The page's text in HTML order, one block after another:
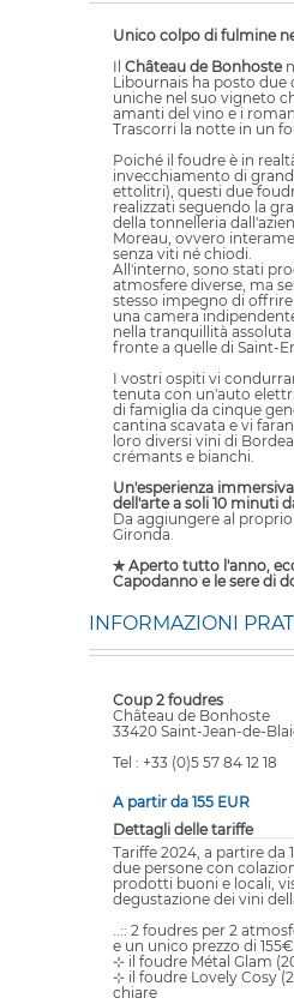
Unico colpo di fulmine
Il Château de Bonhoste
Libournais ha posto due
uniche nel suo vigneto
amanti del vino e i
Trascorri la notte in un
Poiché il foudre è in
invecchiamento di
ettolitri), questi due
realizzati seguendo la
della tonnelleria
Moreau, ovvero
senza viti né chiodi.
All'interno, sono stati
atmosfere diverse, ma
stesso impegno di
una camera
nella tranquillità
fronte a quelle di Saint-
I vostri ospiti vi
tenuta con un'auto
di famiglia da cinque
cantina scavata e vi
loro diversi vini di
crémants e bianchi.
Un'esperienza
dell'arte a soli 10 minuti
Da aggiungere al
Gironda.
✯ Aperto tutto l'anno,
Capodanno e le sere di
INFORMAZIONI
Coup 2 foudres
Château de Bonhoste
33420 Saint-Jean-de-
Tel : +33 (0)5 57 84 12 18
A partir da 155 EUR
Dettagli delle tariffe
Tariffe 2024, a partire da
due persone con
prodotti buoni e locali,
degustazione dei vini
..:: 2 foudres per 2
e un unico prezzo di
⊹ il foudre Métal Glam
⊹ il foudre Lovely Cosy
chiare